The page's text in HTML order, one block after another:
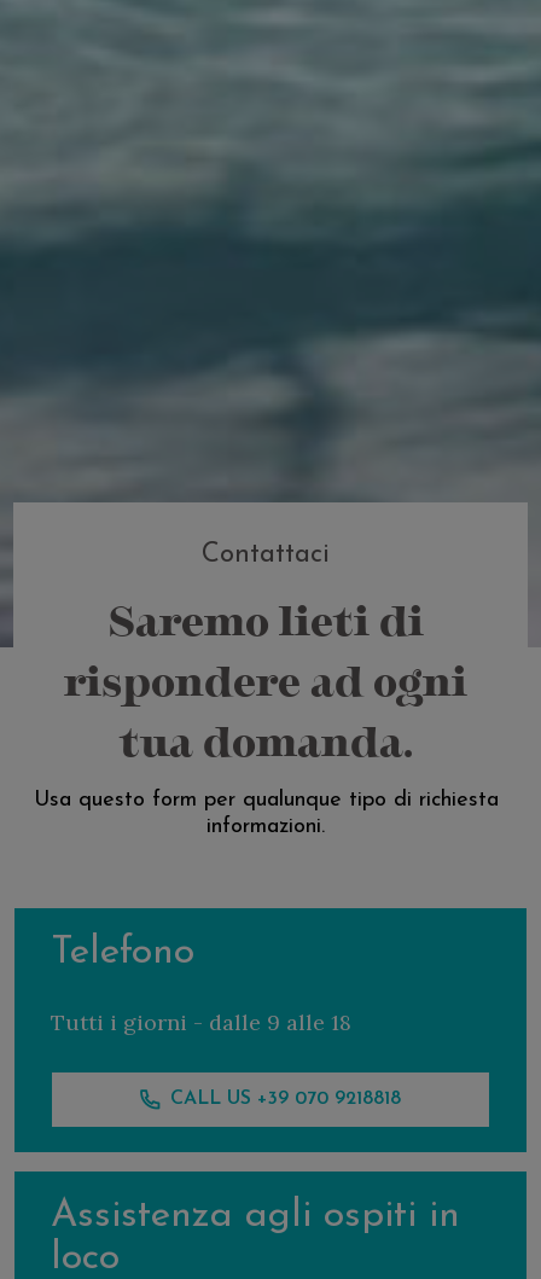
Contattaci
Saremo lieti di
rispondere ad ogni
tua domanda.
Usa questo form per qualunque tipo di richiesta
informazioni.
Telefono
Tutti i giorni - dalle 9 alle 18
CALL US +39 070 9218818
Assistenza agli ospiti in
loco